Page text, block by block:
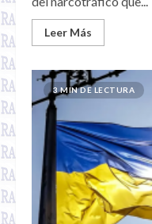
Leer Más
3 MIN DE LECTURA